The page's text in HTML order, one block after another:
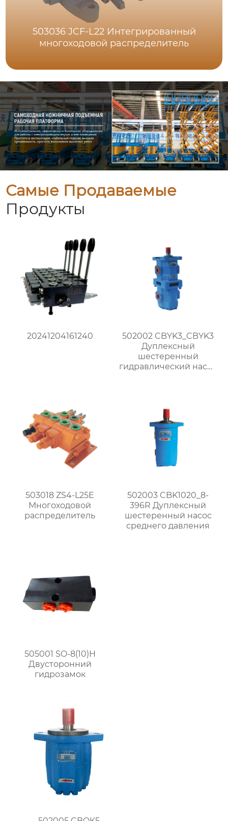
503036 JCF-L22 Интегрированный
многоходовой распределитель
Самые Продаваемые
Продукты
20241204161240
502002 CBYK3_CBYK3
Дуплексный
шестеренный
гидравлический насос
503018 ZS4-L25E
Многоходовой
распределитель
502003 CBK1020_8-
396R Дуплексный
шестеренный насос
среднего давления
505001 SO-8(10)H
Двусторонний
гидрозамок